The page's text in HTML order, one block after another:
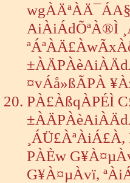
AiÀiÁdÕªÀ®Ì
¤vÁå»ßÃPÀ
PÀ£ÀßqÀPÉÌ
PÀÈw
G¥À¤µÀvï,